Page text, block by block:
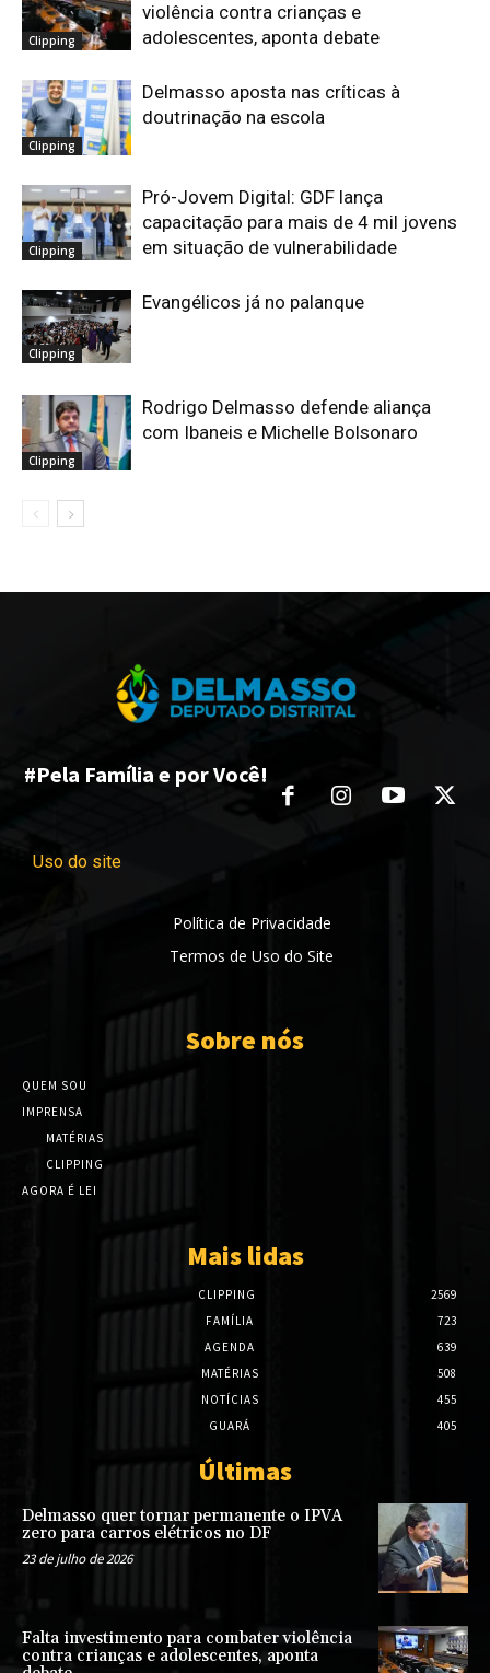
Clipping
violência contra crianças e
adolescentes, aponta debate
Clipping
Delmasso aposta nas críticas à
doutrinação na escola
Clipping
Pró-Jovem Digital: GDF lança
capacitação para mais de 4 mil jovens
em situação de vulnerabilidade
Clipping
Evangélicos já no palanque
Clipping
Rodrigo Delmasso defende aliança
com Ibaneis e Michelle Bolsonaro
#Pela Família e por Você!
Uso do site
Política de Privacidade
Termos de Uso do Site
Sobre nós
QUEM SOU
IMPRENSA
MATÉRIAS
CLIPPING
AGORA É LEI
Mais lidas
CLIPPING
2569
FAMÍLIA
723
AGENDA
639
MATÉRIAS
508
NOTÍCIAS
455
GUARÁ
405
Últimas
Delmasso quer tornar permanente o IPVA
zero para carros elétricos no DF
23 de julho de 2026
Falta investimento para combater violência
contra crianças e adolescentes, aponta